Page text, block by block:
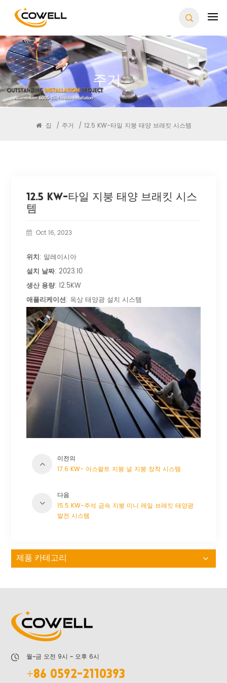
주거
집 / 주거 / 12.5 KW-타일 지붕 태양 브래킷 시스템
12.5 KW-타일 지붕 태양 브래킷 시스
템
Oct 16, 2023
위치: 말레이시아
설치 날짜: 2023.10
생산 용량: 12.5KW
애플리케이션: 옥상 태양광 설치 시스템
이전의
17.6 KW- 아스팔트 지붕 널 지붕 장착 시스템
다음
15.5 KW-주석 금속 지붕 미니 레일 브래킷 태양광
발전 시스템
제품 카테고리
월~금 오전 9시 ~ 오후 6시
+86 0592-2110393